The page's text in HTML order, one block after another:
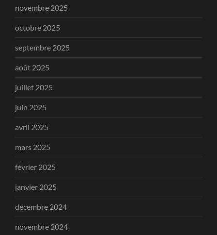
novembre 2025
octobre 2025
septembre 2025
août 2025
juillet 2025
juin 2025
avril 2025
mars 2025
février 2025
janvier 2025
décembre 2024
novembre 2024